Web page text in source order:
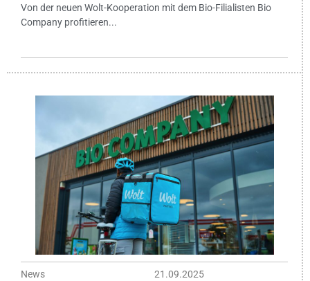
Von der neuen Wolt-Kooperation mit dem Bio-Filialisten Bio
Company profitieren...
News
21.09.2025